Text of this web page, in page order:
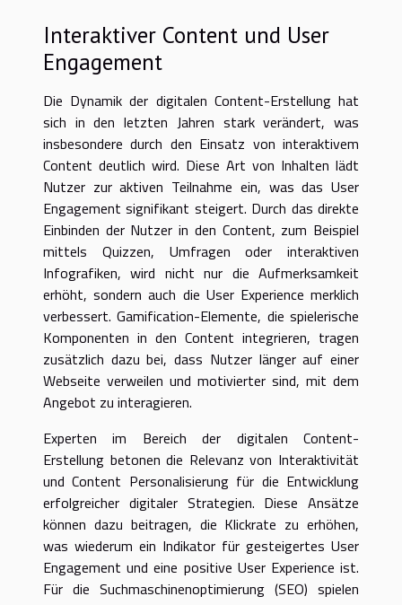
Interaktiver Content und User
Engagement
Die Dynamik der digitalen Content-Erstellung hat
sich in den letzten Jahren stark verändert, was
insbesondere durch den Einsatz von interaktivem
Content deutlich wird. Diese Art von Inhalten lädt
Nutzer zur aktiven Teilnahme ein, was das User
Engagement signifikant steigert. Durch das direkte
Einbinden der Nutzer in den Content, zum Beispiel
mittels Quizzen, Umfragen oder interaktiven
Infografiken, wird nicht nur die Aufmerksamkeit
erhöht, sondern auch die User Experience merklich
verbessert. Gamification-Elemente, die spielerische
Komponenten in den Content integrieren, tragen
zusätzlich dazu bei, dass Nutzer länger auf einer
Webseite verweilen und motivierter sind, mit dem
Angebot zu interagieren.
Experten im Bereich der digitalen Content-
Erstellung betonen die Relevanz von Interaktivität
und Content Personalisierung für die Entwicklung
erfolgreicher digitaler Strategien. Diese Ansätze
können dazu beitragen, die Klickrate zu erhöhen,
was wiederum ein Indikator für gesteigertes User
Engagement und eine positive User Experience ist.
Für die Suchmaschinenoptimierung (SEO) spielen